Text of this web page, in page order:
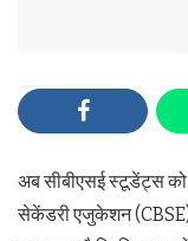
अब सीबीएसई स्टूडेंट्स को
सेकेंडरी एजुकेशन